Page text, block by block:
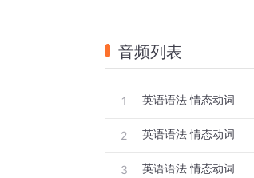
音频列表
1 英语语法 情态动词
2 英语语法 情态动词
3 英语语法 情态动词